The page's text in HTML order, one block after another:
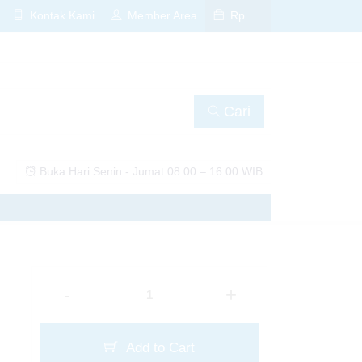
Kontak Kami Member Area Rp
Cari
Buka Hari Senin - Jumat 08:00 – 16:00 WIB
Add to Cart